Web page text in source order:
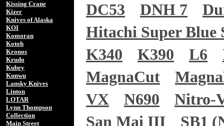
Kissing Crane
Kizer
Knives of Alaska
KOI
Komoran
Kotoh
Kronos
Krudo
Kubey
Kunwu
Lansky Knives
Linton
LOTAR
Lynn Thompson
Collection
Main Street
DC53
DNH 7
Hitachi Super Blue
K340
K390 L6
MagnaCut
VX
N690
Nitro-
San Mai III
SB1